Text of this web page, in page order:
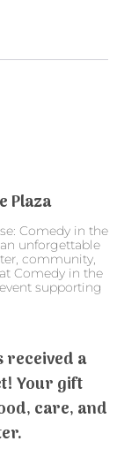
Plaza
Comedy in the
unforgettable
community,
Comedy in the
supporting
received a
Your gift
care, and